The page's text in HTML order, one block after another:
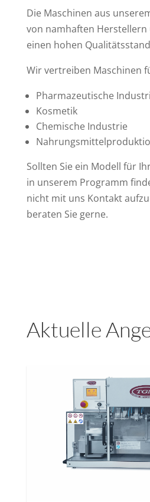
Die Maschinen aus
von namhaften
einen hohen
Wir vertreiben Maschinen
Pharmazeutische
Kosmetik
Chemische Industrie
Sollten Sie ein Modell für
in unserem Programm
nicht mit uns Kontakt
beraten Sie gerne.
Aktuelle